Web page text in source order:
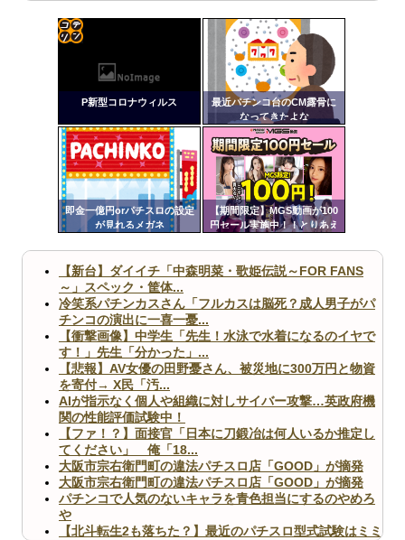
ますｗ」←これどうす...
【閲覧注意】俺が近くにいると機械が壊れるんだけどさ
【画像】ペプシコーラ社、「こういうのでいいんだよ」
な新商品を発売
Powered by livedoor 相互RSS
P新型コロナウィルス
最近パチンコ台のCM露骨に
なってきたよな
即金一億円orパチスロの設定
が見れるメガネ
【期間限定】MGS動画が100
円セール実施中！！とりあえ
定リ
ンク
自動
更新
ツー
【新台】ダイイチ「中森明菜・歌姫伝説～FOR FANS
～」スペック・筐体...
冷笑系パチンカスさん「フルカスは脳死？成人男子がパ
チンコの演出に一喜一憂...
【衝撃画像】中学生「先生！水泳で水着になるのイヤで
す！」先生「分かった」...
【悲報】AV女優の田野憂さん、被災地に300万円と物資
を寄付→ X民「汚...
AIが指示なく個人や組織に対しサイバー攻撃…英政府機
関の性能評価試験中！
【ファ！？】面接官「日本に刀鍛冶は何人いるか推定し
てください」 俺「18...
大阪市宗右衛門町の違法パチスロ店「GOOD」が摘発
大阪市宗右衛門町の違法パチスロ店「GOOD」が摘発
パチンコで人気のないキャラを青色担当にするのやめろ
や
【北斗転生2も落ちた？】最近のパチスロ型式試験はミミ